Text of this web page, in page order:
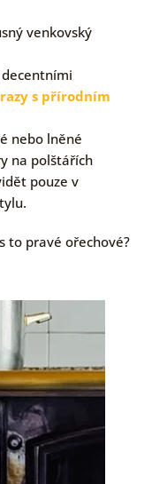
venkovský
s přírodním
nebo lněné
na polštářích
pouze v
to pravé ořechové?